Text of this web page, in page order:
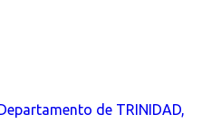
de TRINIDAD,